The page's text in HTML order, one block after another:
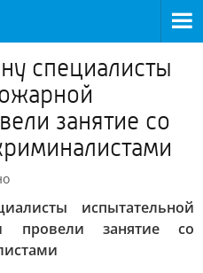
специалисты
занятие со
испытательной
провели занятие со